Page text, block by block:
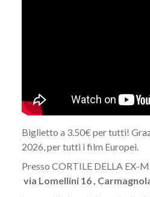
Biglietto a 3.50€ per tutti!
2026, per tutti i film Europei.
Presso CORTILE DELLA EX-
via Lomellini 16 ,